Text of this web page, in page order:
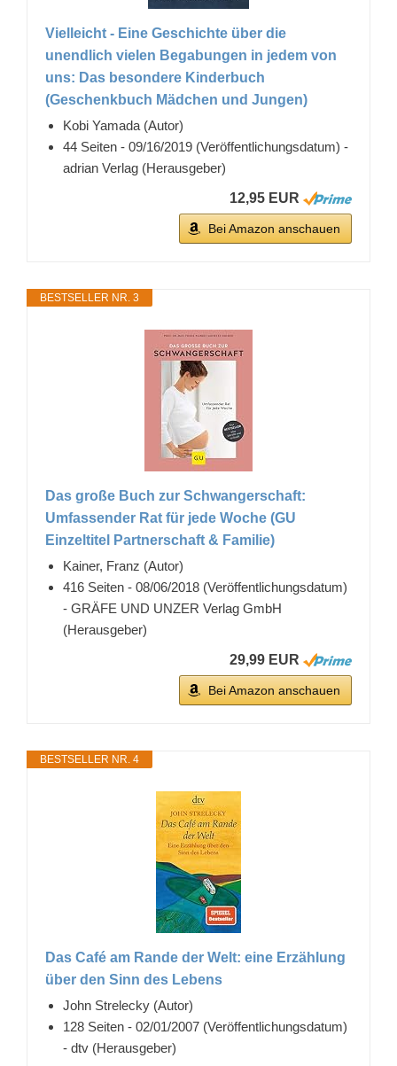
Vielleicht - Eine Geschichte über die
unendlich vielen Begabungen in jedem von
uns: Das besondere Kinderbuch
(Geschenkbuch Mädchen und Jungen)
Kobi Yamada (Autor)
44 Seiten - 09/16/2019 (Veröffentlichungsdatum) -
adrian Verlag (Herausgeber)
12,95 EUR
Bei Amazon anschauen
BESTSELLER NR. 3
Das große Buch zur Schwangerschaft:
Umfassender Rat für jede Woche (GU
Einzeltitel Partnerschaft & Familie)
Kainer, Franz (Autor)
416 Seiten - 08/06/2018 (Veröffentlichungsdatum)
- GRÄFE UND UNZER Verlag GmbH
(Herausgeber)
29,99 EUR
Bei Amazon anschauen
BESTSELLER NR. 4
Das Café am Rande der Welt: eine Erzählung
über den Sinn des Lebens
John Strelecky (Autor)
128 Seiten - 02/01/2007 (Veröffentlichungsdatum)
- dtv (Herausgeber)